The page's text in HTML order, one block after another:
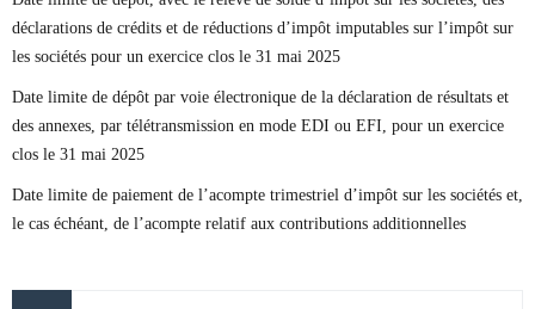
déclarations de crédits et de réductions d’impôt imputables sur l’impôt sur
les sociétés pour un exercice clos le 31 mai 2025
Date limite de dépôt par voie électronique de la déclaration de résultats et
des annexes, par télétransmission en mode EDI ou EFI, pour un exercice
clos le 31 mai 2025
Date limite de paiement de l’acompte trimestriel d’impôt sur les sociétés et,
le cas échéant, de l’acompte relatif aux contributions additionnelles